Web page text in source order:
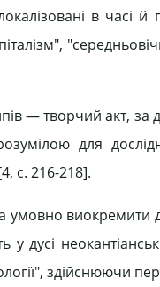
в часі
— творчий акт,
для
c. 216-218].
виокремити
у дусі
здійснюючи